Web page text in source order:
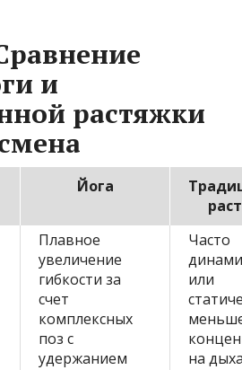
и
растяжки
Йога
Плавное
увеличение
гибкости за
счет
комплексных
поз с
удержанием
Часто
или
на